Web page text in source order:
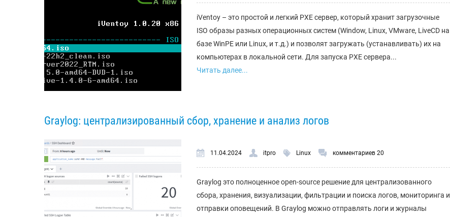
iVentoy – это простой и легкий PXE сервер, который хранит загрузочные
ISO образы разных операционных систем (Window, Linux, VMware, LiveCD на
базе WinPE или Linux, и т.д.) и позволят загружать (устанавливать) их на
компьютерах в локальной сети. Для запуска PXE сервера...
Читать далее...
Graylog: централизированный сбор, хранение и анализ логов
11.04.2024 itpro Linux комментариев 20
Graylog это полноценное open-source решение для централизованного
сбора, хранения, визуализации, фильтрации и поиска логов, мониторинга и
отправки оповещений. В Graylog можно отправлять логи и журналы